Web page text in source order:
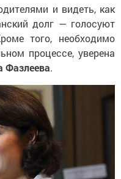
и видеть, как
долг — голосуют
того, необходимо
процессе, уверена
Фазлеева.